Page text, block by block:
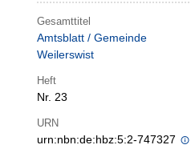
Gesamttitel
Amtsblatt / Gemeinde
Weilerswist
Heft
Nr. 23
URN
urn:nbn:de:hbz:5:2-747327